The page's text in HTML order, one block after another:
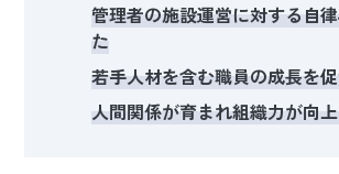
管理者の施設運営に対する自
た
若手人材を含む職員の成長を
人間関係が育まれ組織力が向